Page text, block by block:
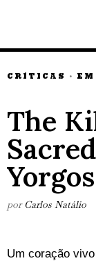
CRÍTICAS ·
The
por Carlos Natálio
Um coração